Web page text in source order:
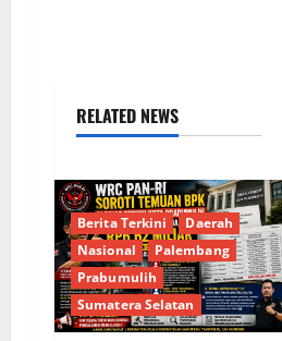
RELATED NEWS
Berita Terkini
Daerah
Nasional
Palembang
Prabumulih
Sumatera Selatan